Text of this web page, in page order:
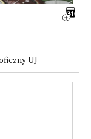
UJ